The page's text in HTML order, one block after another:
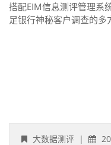
搭配EIM信息测评管理系
足银行神秘客户调查的多
大数据测评 |